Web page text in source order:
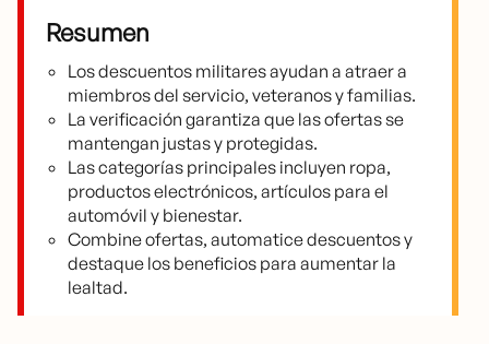
Resumen
Los descuentos militares ayudan a atraer a
miembros del servicio, veteranos y familias.
La verificación garantiza que las ofertas se
mantengan justas y protegidas.
Las categorías principales incluyen ropa,
productos electrónicos, artículos para el
automóvil y bienestar.
Combine ofertas, automatice descuentos y
destaque los beneficios para aumentar la
lealtad.